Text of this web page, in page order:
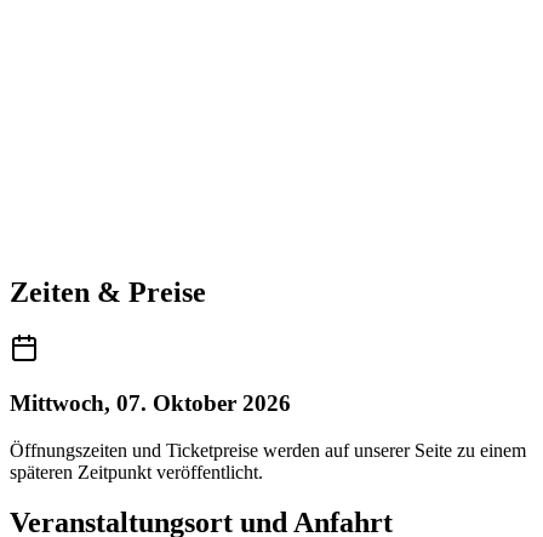
Zeiten & Preise
Mittwoch, 07. Oktober 2026
Öffnungszeiten und Ticketpreise werden auf unserer Seite zu einem
späteren Zeitpunkt veröffentlicht.
Veranstaltungsort und Anfahrt